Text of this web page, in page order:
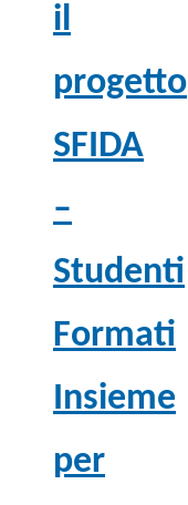
il
progetto
SFIDA
–
Studenti
Formati
Insieme
per